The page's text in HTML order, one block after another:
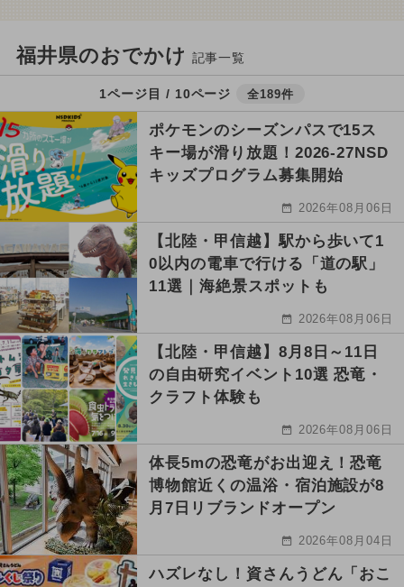
福井県のおでかけ 記事一覧
1ページ目 / 10ページ 全189件
ポケモンのシーズンパスで15ス
キー場が滑り放題！2026-27NSD
キッズプログラム募集開始
2026年08月06日
【北陸・甲信越】駅から歩いて1
0以内の電車で行ける「道の駅」
11選｜海絶景スポットも
2026年08月06日
【北陸・甲信越】8月8日～11日
の自由研究イベント10選 恐竜・
クラフト体験も
2026年08月06日
体長5mの恐竜がお出迎え！恐竜
博物館近くの温浴・宿泊施設が8
月7日リブランドオープン
2026年08月04日
ハズレなし！資さんうどん「おこ